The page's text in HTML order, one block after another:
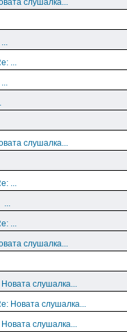
слушалка...
...
слушалка...
...
...
...
слушалка...
Новата слушалка...
Новата слушалка...
Новата слушалка...